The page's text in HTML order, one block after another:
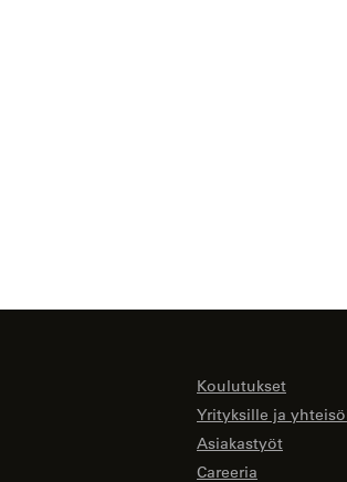
Koulutukset
Yrityksille ja
Asiakastyöt
Careeria